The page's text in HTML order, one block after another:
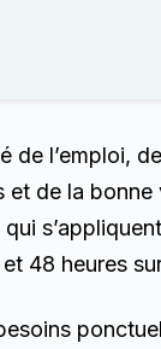
de l’emploi,
de la
48 heures